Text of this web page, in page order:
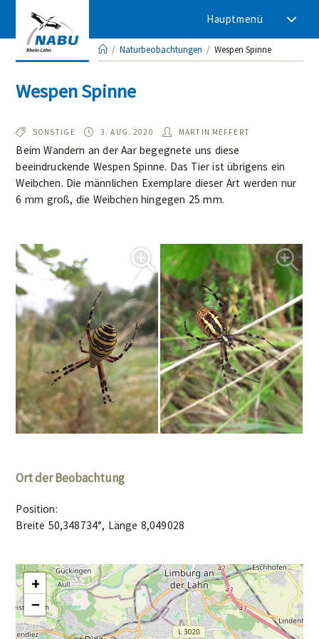
springen
Hauptmenü
/ Naturbeobachtungen / Wespen Spinne
Wespen Spinne
TYP:
SONSTIGE
BEOBACHTET
AM:
3. AUG. 2020 AUTOR/IN:
MARTIN MEFFERT
Beim Wandern an der Aar begegnete uns diese
beeindruckende Wespen Spinne. Das Tier ist übrigens ein
Weibchen. Die männlichen Exemplare dieser Art werden nur
6 mm groß, die Weibchen hingegen 25 mm.
Ort der Beobachtung
Position:
Breite 50,348734°, Länge 8,049028
+
−